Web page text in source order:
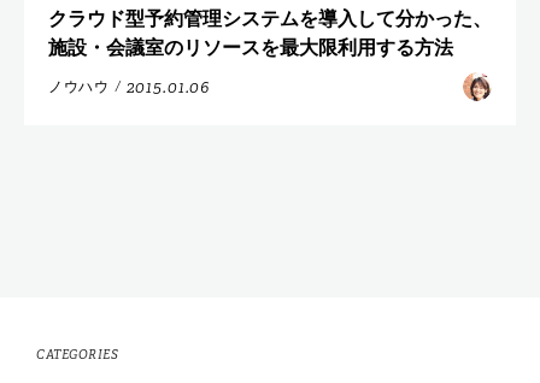
クラウド型予約管理システムを導入して分かった、
施設・会議室のリソースを最大限利用する方法
ノウハウ / 2015.01.06
CATEGORIES